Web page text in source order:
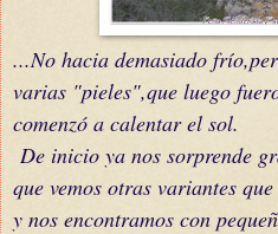
...No hacia demasiado
varias "pieles",que luego
comenzó a calentar el sol.
De inicio ya nos sorprende
que vemos otras variantes
y nos encontramos con